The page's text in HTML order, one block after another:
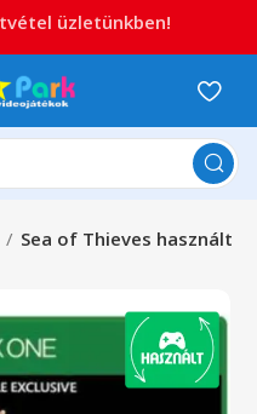
Sea of Thieves használt
üzletünkben!